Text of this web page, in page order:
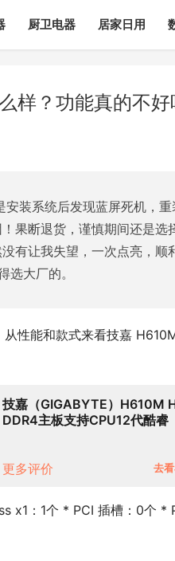
厨卫电器 居家日用
样？功能真的不好
装系统后发现蓝屏死机，
果断退货，谨慎期间还是选
有让我失望，一次点亮，顺
选大厂的。
性能和款式来看技嘉
技嘉（GIGABYTE）H610M
DDR4主板支持CPU12代酷睿
更多评价 去
x1：1个 * PCI 插槽：0个 *